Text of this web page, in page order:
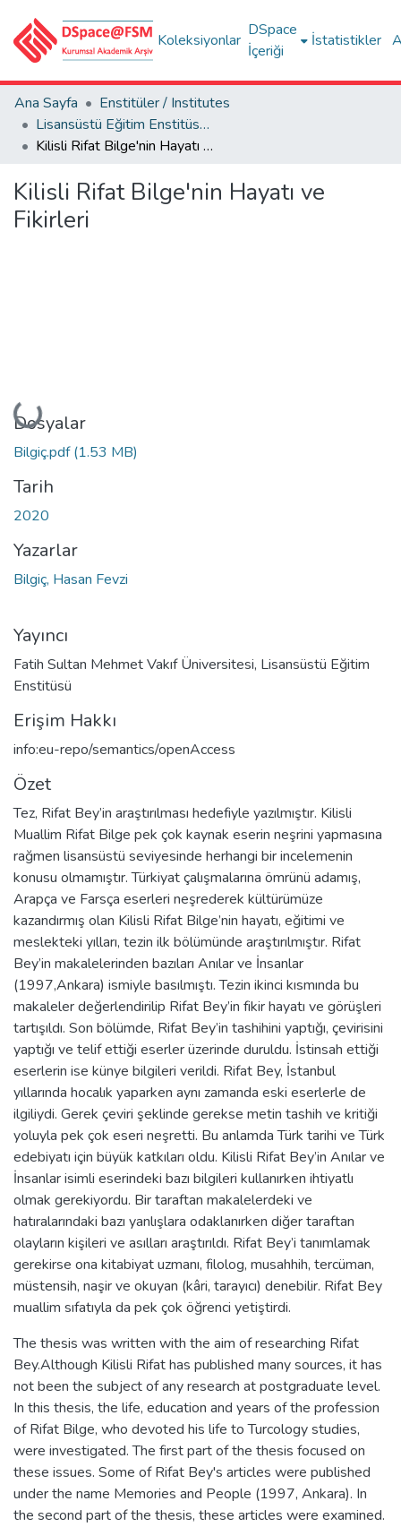
Koleksiyonlar
DSpace
İçeriği
İstatistikler
Ana Sayfa
Enstitüler / Institutes
Lisansüstü Eğitim Enstitüsü Tez Koleksiyonu
Kilisli Rifat Bilge'nin Hayatı ve Fikirleri
Kilisli Rifat Bilge'nin Hayatı ve
Fikirleri
Yükleniyor...
Dosyalar
Bilgiç.pdf(1.53 MB)
Tarih
2020
Yazarlar
Bilgiç, Hasan Fevzi
Yayıncı
Fatih Sultan Mehmet Vakıf Üniversitesi, Lisansüstü Eğitim
Enstitüsü
Erişim Hakkı
info:eu-repo/semantics/openAccess
Özet
Tez, Rifat Bey’in araştırılması hedefiyle yazılmıştır. Kilisli
Muallim Rifat Bilge pek çok kaynak eserin neşrini yapmasına
rağmen lisansüstü seviyesinde herhangi bir incelemenin
konusu olmamıştır. Türkiyat çalışmalarına ömrünü adamış,
Arapça ve Farsça eserleri neşrederek kültürümüze
kazandırmış olan Kilisli Rifat Bilge’nin hayatı, eğitimi ve
meslekteki yılları, tezin ilk bölümünde araştırılmıştır. Rifat
Bey’in makalelerinden bazıları Anılar ve İnsanlar
(1997,Ankara) ismiyle basılmıştı. Tezin ikinci kısmında bu
makaleler değerlendirilip Rifat Bey’in fikir hayatı ve görüşleri
tartışıldı. Son bölümde, Rifat Bey’in tashihini yaptığı, çevirisini
yaptığı ve telif ettiği eserler üzerinde duruldu. İstinsah ettiği
eserlerin ise künye bilgileri verildi. Rifat Bey, İstanbul
yıllarında hocalık yaparken aynı zamanda eski eserlerle de
ilgiliydi. Gerek çeviri şeklinde gerekse metin tashih ve kritiği
yoluyla pek çok eseri neşretti. Bu anlamda Türk tarihi ve Türk
edebiyatı için büyük katkıları oldu. Kilisli Rifat Bey’in Anılar ve
İnsanlar isimli eserindeki bazı bilgileri kullanırken ihtiyatlı
olmak gerekiyordu. Bir taraftan makalelerdeki ve
hatıralarındaki bazı yanlışlara odaklanırken diğer taraftan
olayların kişileri ve asılları araştırıldı. Rifat Bey’i tanımlamak
gerekirse ona kitabiyat uzmanı, filolog, musahhih, tercüman,
müstensih, naşir ve okuyan (kâri, tarayıcı) denebilir. Rifat Bey
muallim sıfatıyla da pek çok öğrenci yetiştirdi.
The thesis was written with the aim of researching Rifat
Bey.Although Kilisli Rifat has published many sources, it has
not been the subject of any research at postgraduate level.
In this thesis, the life, education and years of the profession
of Rifat Bilge, who devoted his life to Turcology studies,
were investigated. The first part of the thesis focused on
these issues. Some of Rifat Bey's articles were published
under the name Memories and People (1997, Ankara). In
the second part of the thesis, these articles were examined.